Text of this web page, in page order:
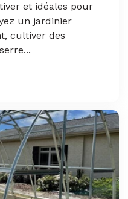
et idéales pour
un jardinier
cultiver des